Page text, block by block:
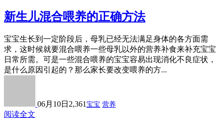
新生儿混合喂养的正确方法
宝宝生长到一定阶段后，母乳已经无法满足身体的各方面需
求，这时候就要混合喂养一些母乳以外的营养补食来补充宝宝
日常所需。可是一些混合喂养的宝宝容易出现消化不良症状，
是什么原因引起的？那么家长要改变喂养的方...
06月10日 2,361 宝宝 营养
阅读全文